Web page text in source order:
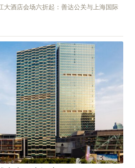
大酒店会场六折起：善达公关与上海国际